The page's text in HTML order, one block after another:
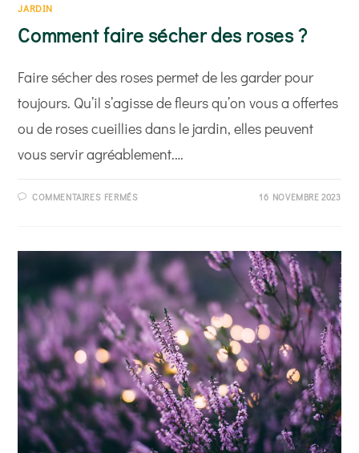
JARDIN
Comment faire sécher des roses ?
Faire sécher des roses permet de les garder pour
toujours. Qu’il s’agisse de fleurs qu’on vous a offertes
ou de roses cueillies dans le jardin, elles peuvent
vous servir agréablement.…
COMMENTAIRES FERMÉSSUR
ROSES ?
16 NOVEMBRE 2023